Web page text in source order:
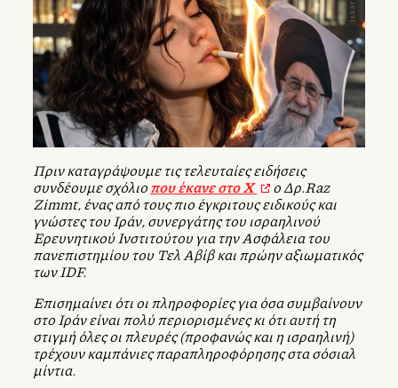
Πριν καταγράψουμε τις τελευταίες ειδήσεις
συνδέουμε σχόλιοπου έκανε στο Χ
ο Δρ.Raz
Zimmt, ένας από τους πιο έγκριτους ειδικούς και
γνώστες του Ιράν, συνεργάτης του ισραηλινού
Ερευνητικού Ινστιτούτου για την Ασφάλεια του
πανεπιστημίου του Τελ Αβίβ και πρώην αξιωματικός
των IDF.
Επισημαίνει ότι οι πληροφορίες για όσα συμβαίνουν
στο Ιράν είναι πολύ περιορισμένες κι ότι αυτή τη
στιγμή όλες οι πλευρές (προφανώς και η ισραηλινή)
τρέχουν καμπάνιες παραπληροφόρησης στα σόσιαλ
μίντια.